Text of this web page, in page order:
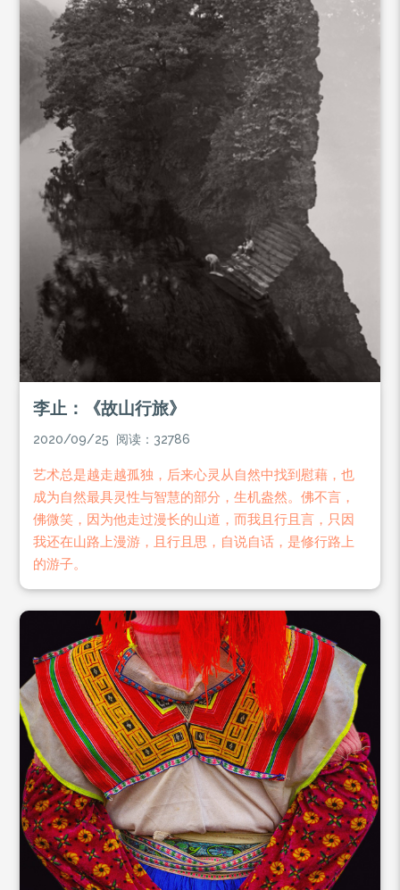
李止：《故山行旅》
2020/09/25 阅读：32786
艺术总是越走越孤独，后来心灵从自然中找到慰藉，也
成为自然最具灵性与智慧的部分，生机盎然。佛不言，
佛微笑，因为他走过漫长的山道，而我且行且言，只因
我还在山路上漫游，且行且思，自说自话，是修行路上
的游子。